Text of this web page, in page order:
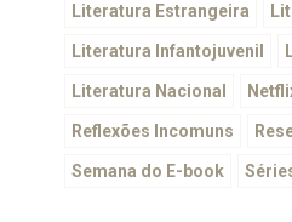
Literatura Estrangeira
Literatura Infantojuvenil
Literatura Nacional
Reflexões Incomuns
Semana do E-book